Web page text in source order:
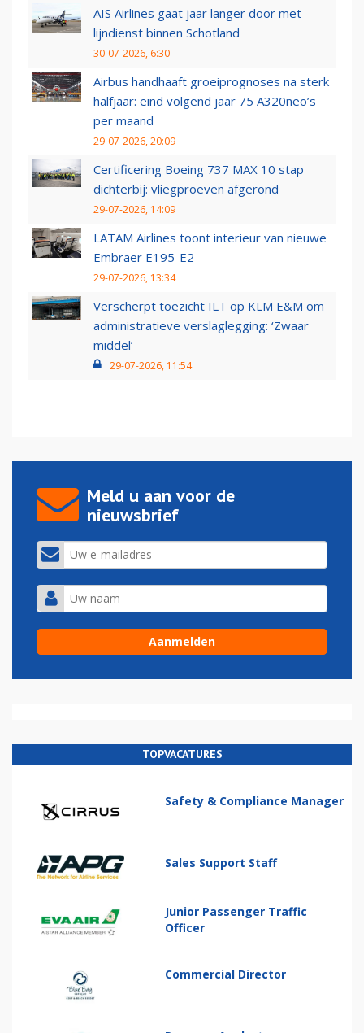
AIS Airlines gaat jaar langer door met
lijndienst binnen Schotland
30-07-2026, 6:30
Airbus handhaaft groeiprognoses na sterk
halfjaar: eind volgend jaar 75 A320neo’s
per maand
29-07-2026, 20:09
Certificering Boeing 737 MAX 10 stap
dichterbij: vliegproeven afgerond
29-07-2026, 14:09
LATAM Airlines toont interieur van nieuwe
Embraer E195-E2
29-07-2026, 13:34
Verscherpt toezicht ILT op KLM E&M om
administratieve verslaglegging: ‘Zwaar
middel’
29-07-2026, 11:54
Meld u aan voor de
nieuwsbrief
TOPVACATURES
Safety & Compliance Manager
Sales Support Staff
Junior Passenger Traffic
Officer
Commercial Director